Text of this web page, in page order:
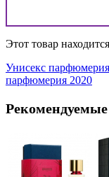
Этот товар
Унисекс парфюмерия
парфюмерия 2020